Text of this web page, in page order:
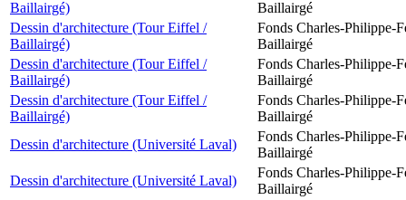
Baillairgé)
Baillairgé
Dessin d'architecture (Tour Eiffel /
Baillairgé)
Fonds Charles-Philippe-
Baillairgé
Dessin d'architecture (Tour Eiffel /
Baillairgé)
Fonds Charles-Philippe-
Baillairgé
Dessin d'architecture (Tour Eiffel /
Baillairgé)
Fonds Charles-Philippe-
Baillairgé
Dessin d'architecture (Université Laval)
Fonds Charles-Philippe-
Baillairgé
Dessin d'architecture (Université Laval)
Fonds Charles-Philippe-
Baillairgé